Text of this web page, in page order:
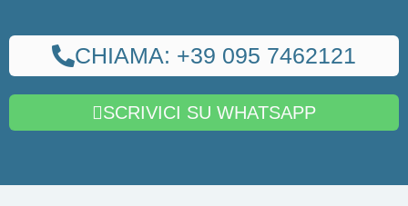
CHIAMA: +39 095 7462121
SCRIVICI SU WHATSAPP